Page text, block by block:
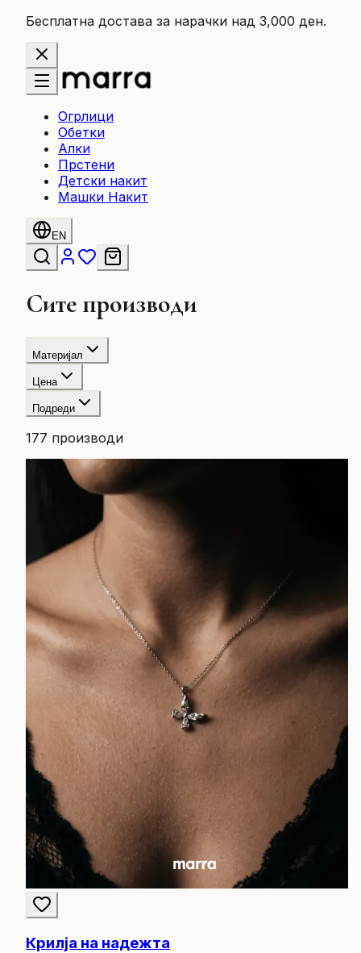
Бесплатна достава за нарачки над 3,000 ден.
Огрлици
Обетки
Алки
Прстени
Детски накит
Машки Накит
EN
Сите производи
Материјал
Цена
Подреди
177 производи
Крилја на надежта